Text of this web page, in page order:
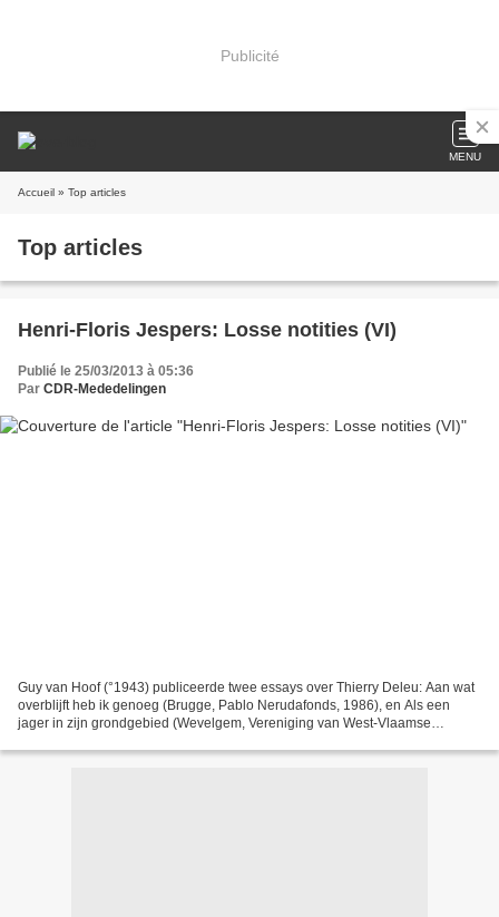
Publicité
MENU
Accueil » Top articles
Top articles
Henri-Floris Jespers: Losse notities (VI)
Publié le 25/03/2013 à 05:36
Par CDR-Mededelingen
Guy van Hoof (°1943) publiceerde twee essays over Thierry Deleu: Aan wat
overblijft heb ik genoeg (Brugge, Pablo Nerudafonds, 1986), en Als een
jager in zijn grondgebied (Wevelgem, Vereniging van West-Vlaamse